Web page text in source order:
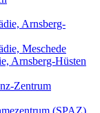
Arnsberg-
Meschede
Arnsberg-Hüsten
Zentrum
(SPAZ)